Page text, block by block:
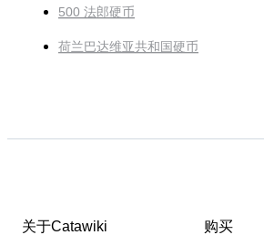
500 法郎硬币
荷兰巴达维亚共和国硬币
关于Catawiki 购买